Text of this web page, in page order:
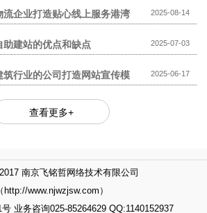
企业打造贴心线上服务港湾 2025-08-14
建站的优点和缺点 2025-07-03
行业的公司打造网站宣传模
2025-06-17
查看更多+
南京飞铭哲网络技术有限公司
（http://www.njwzjsw.com）
业务咨询025-85264629 QQ:1140152937